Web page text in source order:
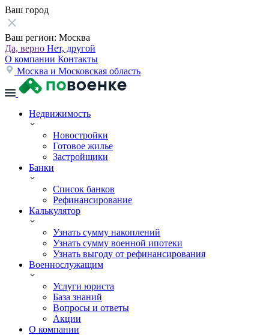
Ваш город
Ваш регион: Москва
Да, верно Нет, другой
О компании Контакты
Москва и Московская область
Недвижимость
Новостройки
Готовое жилье
Застройщики
Банки
Список банков
Рефинансирование
Калькулятор
Узнать сумму накоплений
Узнать сумму военной ипотеки
Узнать выгоду от рефинансирования
Военнослужащим
Услуги юриста
База знаний
Вопросы и ответы
Акции
О компании